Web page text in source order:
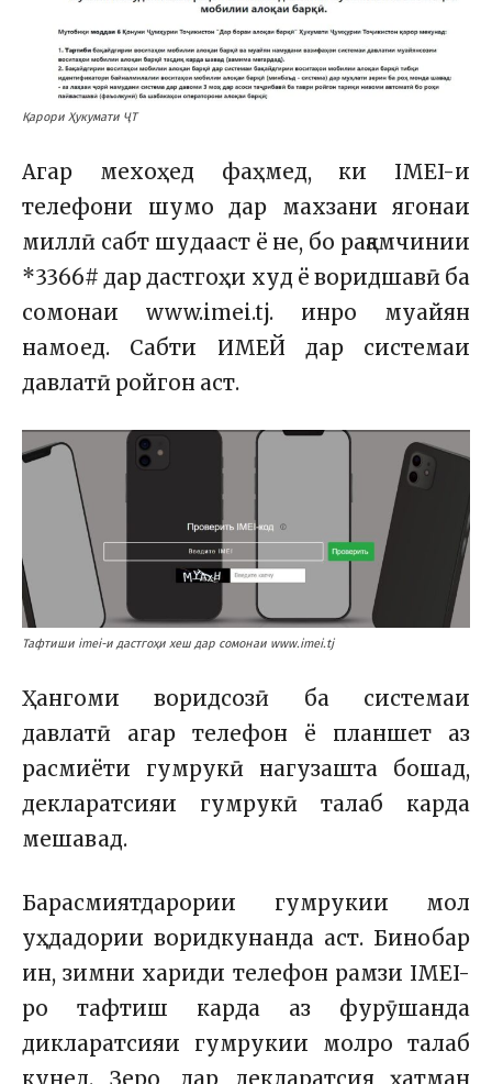
Қарори Ҳукумати ҶТ
Агар мехоҳед фаҳмед, ки IMEI-и
телефони шумо дар махзани ягонаи
миллӣ сабт шудааст ё не, бо рақамчинии
*3366# дар дастгоҳи худ ё воридшавӣ ба
сомонаи www.imei.tj. инро муайян
намоед. Сабти ИМЕЙ дар системаи
давлатӣ ройгон аст.
Тафтиши imei-и дастгоҳи хеш дар сомонаи www.imei.tj
Ҳангоми воридсозӣ ба системаи
давлатӣ агар телефон ё планшет аз
расмиёти гумрукӣ нагузашта бошад,
декларатсияи гумрукӣ талаб карда
мешавад.
Барасмиятдарории гумрукии мол
уҳдадории воридкунанда аст. Бинобар
ин, зимни хариди телефон рамзи IMEI-
ро тафтиш карда аз фурӯшанда
дикларатсияи гумрукии молро талаб
кунед. Зеро, дар декларатсия ҳатман